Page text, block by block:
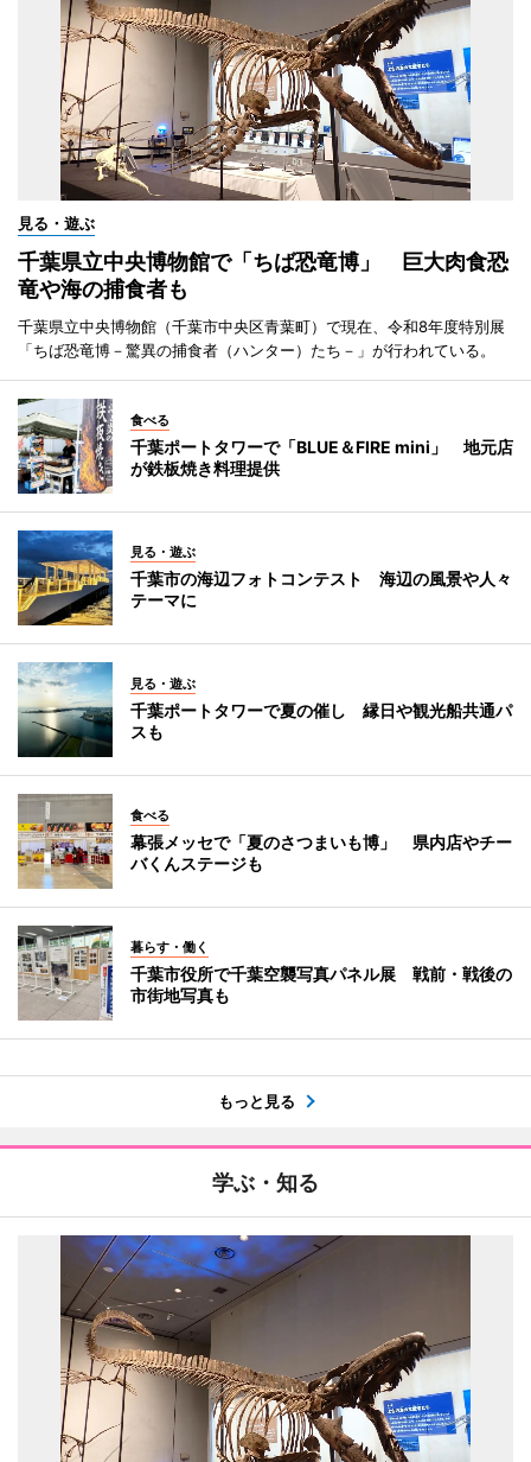
見る・遊ぶ
千葉県立中央博物館で「ちば恐竜博」 巨大肉食恐
竜や海の捕食者も
千葉県立中央博物館（千葉市中央区青葉町）で現在、令和8年度特別展
「ちば恐竜博－驚異の捕食者（ハンター）たち－」が行われている。
食べる
千葉ポートタワーで「BLUE＆FIRE mini」 地元店
が鉄板焼き料理提供
見る・遊ぶ
千葉市の海辺フォトコンテスト 海辺の風景や人々
テーマに
見る・遊ぶ
千葉ポートタワーで夏の催し 縁日や観光船共通パ
スも
食べる
幕張メッセで「夏のさつまいも博」 県内店やチー
バくんステージも
暮らす・働く
千葉市役所で千葉空襲写真パネル展 戦前・戦後の
市街地写真も
もっと見る
学ぶ・知る